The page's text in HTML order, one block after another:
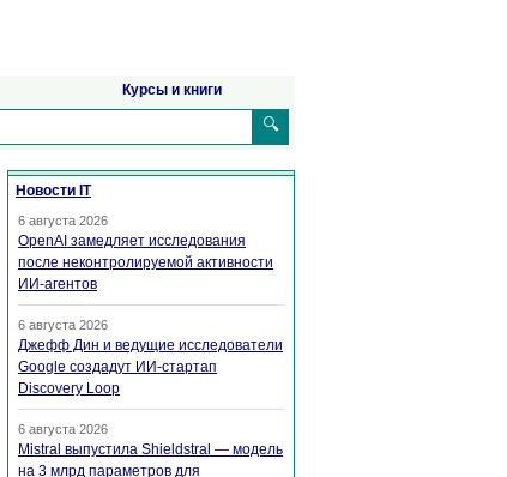
Курсы и книги
🔍
Новости IT
6 августа 2026
OpenAI замедляет исследования
после неконтролируемой активности
ИИ-агентов
6 августа 2026
Джефф Дин и ведущие исследователи
Google создадут ИИ-стартап
Discovery Loop
6 августа 2026
Mistral выпустила Shieldstral — модель
на 3 млрд параметров для